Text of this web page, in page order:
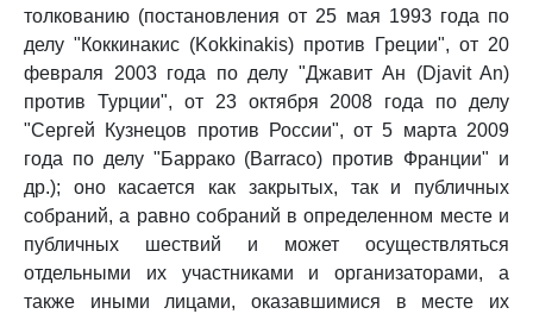
толкованию (постановления от 25 мая 1993 года по
делу "Коккинакис (Kokkinakis) против Греции", от 20
февраля 2003 года по делу "Джавит Ан (Djavit An)
против Турции", от 23 октября 2008 года по делу
"Сергей Кузнецов против России", от 5 марта 2009
года по делу "Баррако (Barraco) против Франции" и
др.); оно касается как закрытых, так и публичных
собраний, а равно собраний в определенном месте и
публичных шествий и может осуществляться
отдельными их участниками и организаторами, а
также иными лицами, оказавшимися в месте их